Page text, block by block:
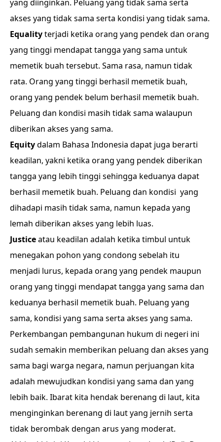
yang diinginkan. Peluang yang tidak sama serta
akses yang tidak sama serta kondisi yang tidak sama.
Equalityterjadi ketika orang yang pendek dan orang
yang tinggi mendapat tangga yang sama untuk
memetik buah tersebut. Sama rasa, namun tidak
rata. Orang yang tinggi berhasil memetik buah,
orang yang pendek belum berhasil memetik buah.
Peluang dan kondisi masih tidak sama walaupun
diberikan akses yang sama.
Equitydalam Bahasa Indonesia dapat juga berarti
keadilan, yakni ketika orang yang pendek diberikan
tangga yang lebih tinggi sehingga keduanya dapat
berhasil memetik buah. Peluang dan kondisi yang
dihadapi masih tidak sama, namun kepada yang
lemah diberikan akses yang lebih luas.
Justiceatau keadilan adalah ketika timbul untuk
menegakan pohon yang condong sebelah itu
menjadi lurus, kepada orang yang pendek maupun
orang yang tinggi mendapat tangga yang sama dan
keduanya berhasil memetik buah. Peluang yang
sama, kondisi yang sama serta akses yang sama.
Perkembangan pembangunan hukum di negeri ini
sudah semakin memberikan peluang dan akses yang
sama bagi warga negara, namun perjuangan kita
adalah mewujudkan kondisi yang sama dan yang
lebih baik. Ibarat kita hendak berenang di laut, kita
menginginkan berenang di laut yang jernih serta
tidak berombak dengan arus yang moderat.